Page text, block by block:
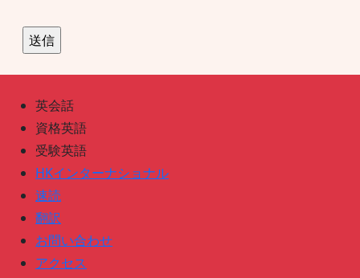
英会話
資格英語
受験英語
HKインターナショナル
速読
翻訳
お問い合わせ
アクセス